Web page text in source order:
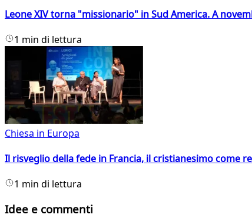
Leone XIV torna "missionario" in Sud America. A
1 min di lettura
Chiesa in Europa
Il risveglio della fede in Francia, il cristianesimo come
1 min di lettura
Idee e commenti